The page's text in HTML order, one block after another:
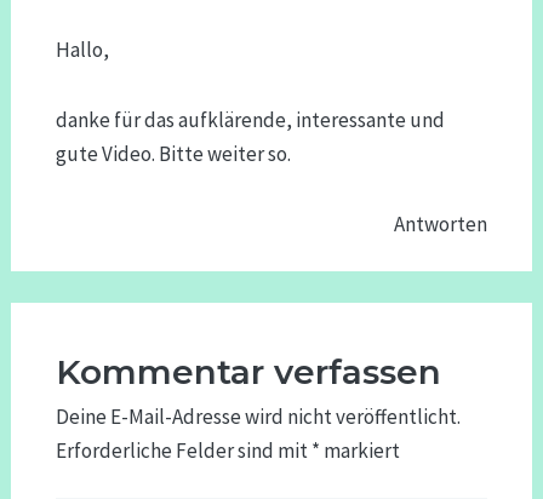
Hallo,
danke für das aufklärende, interessante und
gute Video. Bitte weiter so.
Antworten
Kommentar verfassen
Deine E-Mail-Adresse wird nicht veröffentlicht.
Erforderliche Felder sind mit* markiert